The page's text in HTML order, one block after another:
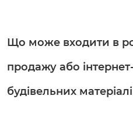
Що може входити в
продажу або
будівельних